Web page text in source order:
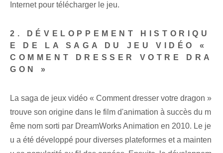
Internet pour télécharger le jeu.
2. DÉVELOPPEMENT HISTORIQU
E DE LA SAGA DU JEU VIDÉO «
COMMENT DRESSER VOTRE DRA
GON »
La saga de jeux vidéo « Comment dresser votre dragon »
trouve son origine dans le film d'animation à succès du m
ême nom sorti par DreamWorks Animation en 2010. Le je
u a été développé pour diverses plateformes et a mainten